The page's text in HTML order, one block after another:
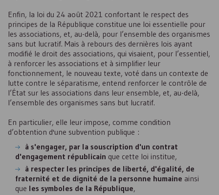
Enfin, la loi du 24 août 2021 confortant le respect des
principes de la République constitue une loi essentielle pour
les associations, et, au-delà, pour l’ensemble des organismes
sans but lucratif. Mais à rebours des dernières lois ayant
modifié le droit des associations, qui visaient, pour l’essentiel,
à renforcer les associations et à simplifier leur
fonctionnement, le nouveau texte, voté dans un contexte de
lutte contre le séparatisme, entend renforcer le contrôle de
l’État sur les associations dans leur ensemble, et, au-delà,
l’ensemble des organismes sans but lucratif.
En particulier, elle leur impose, comme condition
d’obtention d'une subvention publique :
à s'engager, par la souscription d'un contrat
d'engagement républicain que cette loi institue,
à respecter les principes de liberté, d'égalité, de
fraternité et de dignité de la personne humaine ainsi
que les symboles de la République,